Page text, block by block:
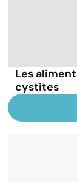
Les
cystites